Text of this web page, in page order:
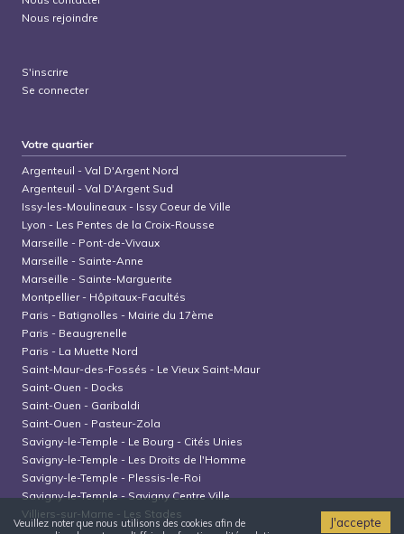
Nous rejoindre
S'inscrire
Se connecter
Votre quartier
Argenteuil -Val D'Argent Nord
Argenteuil -Val D'Argent Sud
Issy-les-Moulineaux - Issy Coeur de Ville
Lyon - Les Pentes de la Croix-Rousse
Marseille - Pont-de-Vivaux
Marseille - Sainte-Anne
Marseille - Sainte-Marguerite
Montpellier- Hôpitaux-Facultés
Paris - Batignolles - Mairie du 17ème
Paris - Beaugrenelle
Paris - La Muette Nord
Saint-Maur-des-Fossés - Le Vieux Saint-Maur
Saint-Ouen - Docks
Saint-Ouen - Garibaldi
Saint-Ouen - Pasteur-Zola
Savigny-le-Temple - Le Bourg - Cités Unies
Savigny-le-Temple - Les Droits de l'Homme
Savigny-le-Temple - Plessis-le-Roi
Savigny-le-Temple-Savigny Centre Ville
Villiers-sur-Marne - Les Stades
Veuillez noter que nous utilisons des cookies afin de
J'accepte